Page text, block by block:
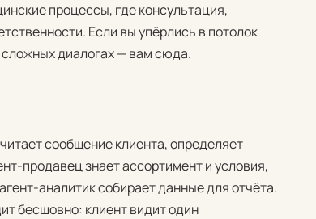
процессы, где консультация,
Если вы упёрлись в потолок
диалогах — вам сюда.
сообщение клиента, определяет
продавец знает ассортимент и условия,
аналитик собирает данные для отчёта.
бесшовно: клиент видит один